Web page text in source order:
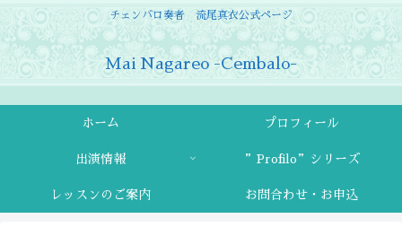
チェンバロ奏者 流尾真衣公式ページ
Mai Nagareo -Cembalo-
ホーム プロフィール
出演情報 ”Profilo”シリーズ
レッスンのご案内 お問合わせ・お申込